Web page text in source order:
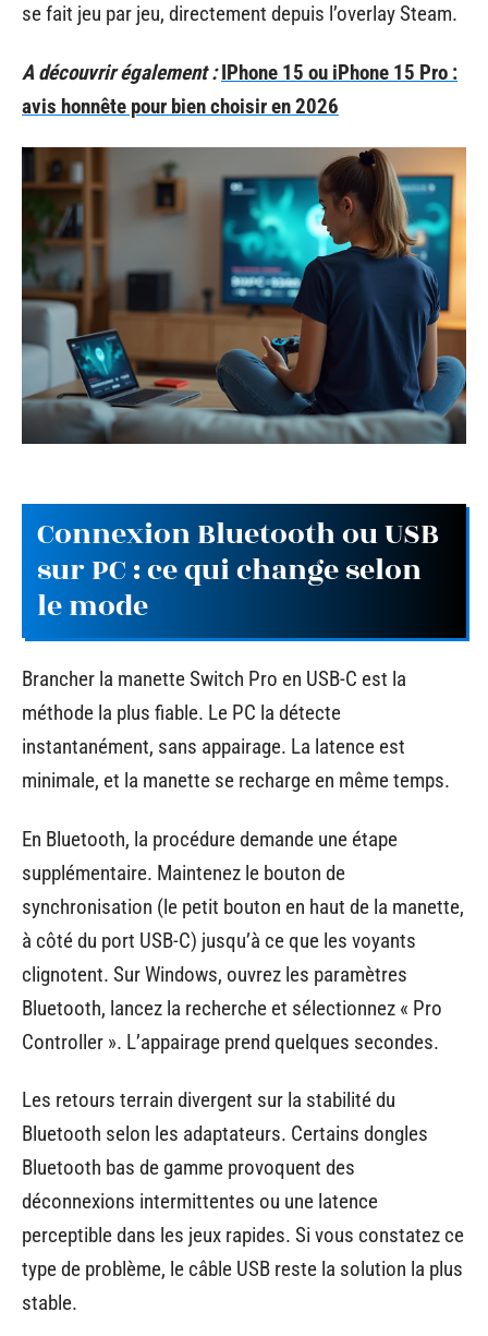
se fait jeu par jeu, directement depuis l’overlay Steam.
A découvrir également : IPhone 15 ou iPhone 15 Pro :
avis honnête pour bien choisir en 2026
Connexion Bluetooth ou USB
sur PC : ce qui change selon
le mode
Brancher la manette Switch Pro en USB-C est la
méthode la plus fiable. Le PC la détecte
instantanément, sans appairage. La latence est
minimale, et la manette se recharge en même temps.
En Bluetooth, la procédure demande une étape
supplémentaire. Maintenez le bouton de
synchronisation (le petit bouton en haut de la manette,
à côté du port USB-C) jusqu’à ce que les voyants
clignotent. Sur Windows, ouvrez les paramètres
Bluetooth, lancez la recherche et sélectionnez « Pro
Controller ». L’appairage prend quelques secondes.
Les retours terrain divergent sur la stabilité du
Bluetooth selon les adaptateurs. Certains dongles
Bluetooth bas de gamme provoquent des
déconnexions intermittentes ou une latence
perceptible dans les jeux rapides. Si vous constatez ce
type de problème, le câble USB reste la solution la plus
stable.